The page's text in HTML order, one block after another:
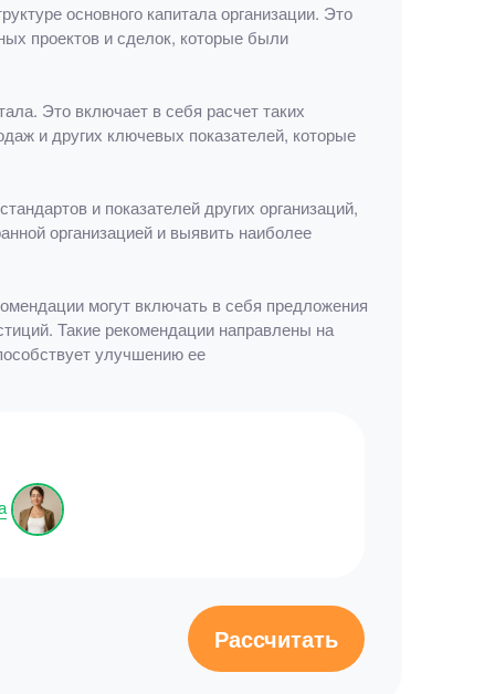
основного капитала организации. Это
проектов и сделок, которые были
Это включает в себя расчет таких
и других ключевых показателей, которые
и показателей других организаций,
организацией и выявить наиболее
могут включать в себя предложения
Такие рекомендации направлены на
улучшению ее
Рассчитать